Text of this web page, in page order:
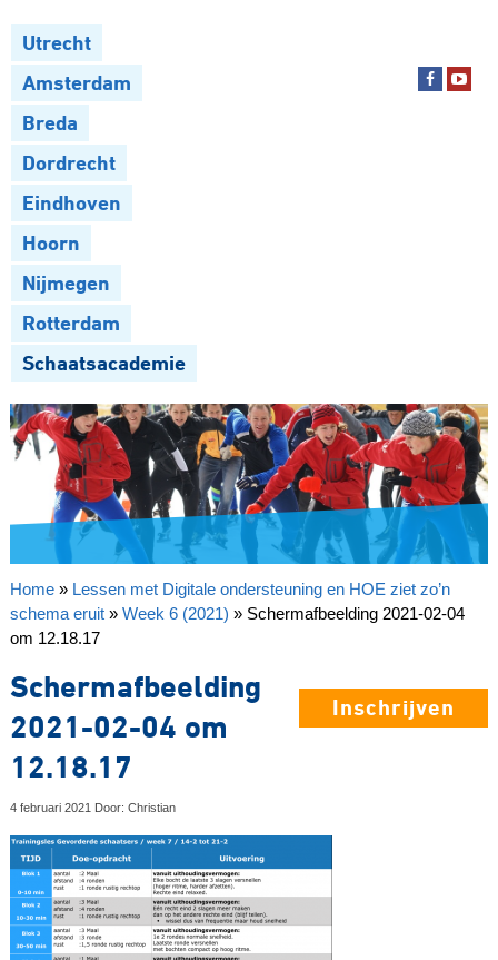
Utrecht
Amsterdam
Breda
Dordrecht
Eindhoven
Hoorn
Nijmegen
Rotterdam
Schaatsacademie
Home» Lessen met Digitale ondersteuning en HOE ziet zo’n
schema eruit» Week 6 (2021) » Schermafbeelding 2021-02-04
om 12.18.17
Inschrijven
Schermafbeelding
2021-02-04 om
12.18.17
4 februari 2021 Door: Christian